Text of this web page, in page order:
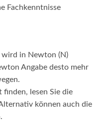
Fachkenntnisse
wird in Newton (N)
Angabe desto mehr
finden, lesen Sie die
können auch die